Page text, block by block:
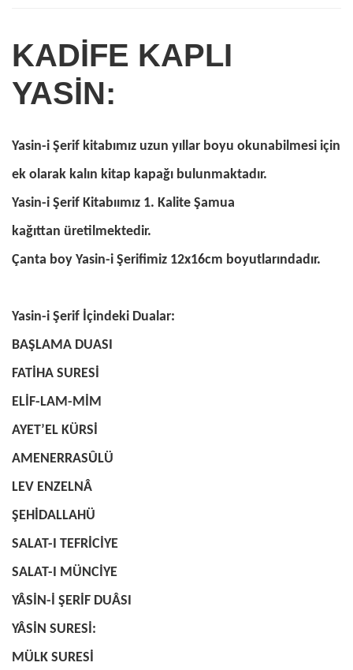
KADİFE KAPLI
YASİN:
Yasin-i Şerif kitabımız uzun yıllar boyu okunabilmesi için
ek olarak kalın kitap kapağı bulunmaktadır.
Yasin-i Şerif Kitabıımız 1. Kalite Şamua
kağıttan üretilmektedir.
Çanta boy Yasin-i Şerifimiz 12x16cm boyutlarındadır.
Yasin-i Şerif İçindeki Dualar:
BAŞLAMA DUASI
FATİHA SURESİ
ELİF-LAM-MİM
AYET’EL KÜRSİ
AMENERRASÛLÜ
LEV ENZELNÂ
ŞEHİDALLAHÜ
SALAT-I TEFRİCİYE
SALAT-I MÜNCİYE
YÂSİN-İ ŞERİF DUÂSI
YÂSİN SURESİ:
MÜLK SURESİ